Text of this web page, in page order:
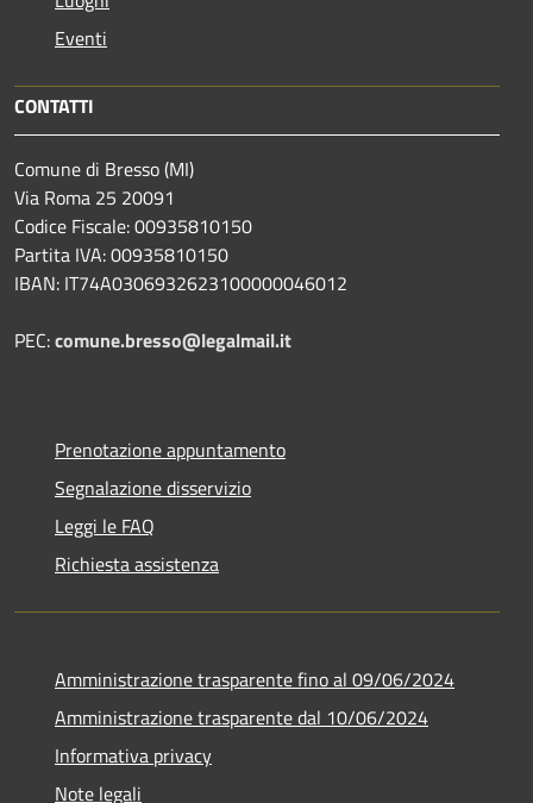
Eventi
CONTATTI
Comune di Bresso (MI)
Via Roma 25 20091
Codice Fiscale: 00935810150
Partita IVA: 00935810150
IBAN: IT74A0306932623100000046012
PEC:comune.bresso@legalmail.it
Prenotazione appuntamento
Segnalazione disservizio
Leggi le FAQ
Richiesta assistenza
Amministrazione trasparente fino al 09/06/2024
Amministrazione trasparente dal 10/06/2024
Informativa privacy
Note legali